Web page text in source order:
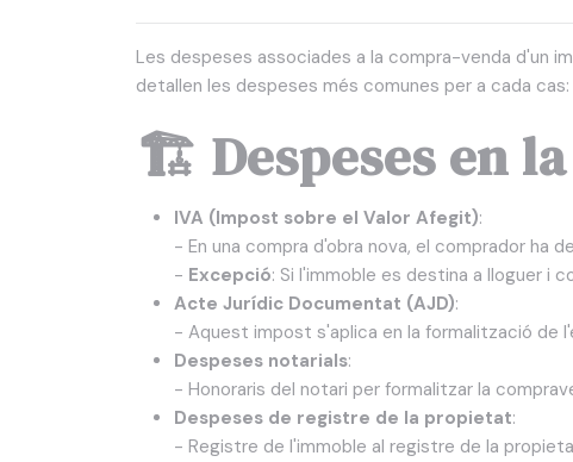
Les despeses associades a la compra-venda d'un
detallen les despeses més comunes per a cada cas:
🏗️ Despeses en
IVA (Impost sobre el Valor Afegit):
- En una compra d'obra nova, el comprador ha
- Excepció: Si l'immoble es destina a lloguer i
Acte Jurídic Documentat (AJD):
- Aquest impost s'aplica en la formalització de
Despeses notarials:
- Honoraris del notari per formalitzar la
Despeses de registre de la propietat:
- Registre de l'immoble al registre de la